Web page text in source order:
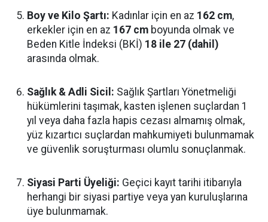
Boy ve Kilo Şartı: Kadınlar için en az 162 cm,
erkekler için en az 167 cm boyunda olmak ve
Beden Kitle İndeksi (BKİ) 18 ile 27 (dahil)
arasında olmak.
Sağlık & Adli Sicil: Sağlık Şartları Yönetmeliği
hükümlerini taşımak, kasten işlenen suçlardan 1
yıl veya daha fazla hapis cezası almamış olmak,
yüz kızartıcı suçlardan mahkumiyeti bulunmamak
ve güvenlik soruşturması olumlu sonuçlanmak.
Siyasi Parti Üyeliği: Geçici kayıt tarihi itibarıyla
herhangi bir siyasi partiye veya yan kuruluşlarına
üye bulunmamak.